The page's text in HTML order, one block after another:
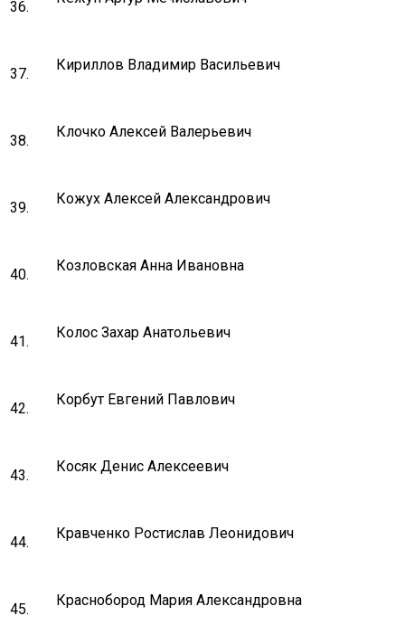
36.
37.
Кириллов Владимир Васильевич
38.
Клочко Алексей Валерьевич
39.
Кожух Алексей Александрович
40.
Козловская Анна Ивановна
41.
Колос Захар Анатольевич
42.
Корбут Евгений Павлович
43.
Косяк Денис Алексеевич
44.
Кравченко Ростислав Леонидович
45.
Краснобород Мария Александровна